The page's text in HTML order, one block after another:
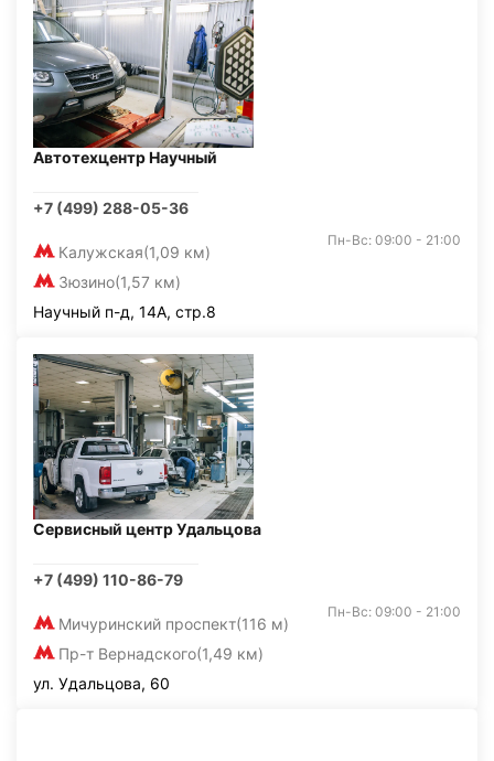
Автотехцентр Научный
+7 (499) 288-05-36
Калужская(1,09 км)
Зюзино(1,57 км)
Пн-Вс: 09:00 - 21:00
Научный п-д, 14А, стр.8
Сервисный центр Удальцова
+7 (499) 110-86-79
Мичуринский проспект(116 м)
Пр-т Вернадского(1,49 км)
Пн-Вс: 09:00 - 21:00
ул. Удальцова, 60